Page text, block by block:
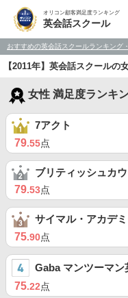
オリコン顧客満足度ランキング
英会話スクール
おすすめの英会話スクールランキング
【2011年】英会話スクールの
女性 満足度ランキ
7アクト
79.55点
ブリティッシュカ
79.53点
サイマル・アカデ
75.90点
Gaba マンツーマン
75.22点